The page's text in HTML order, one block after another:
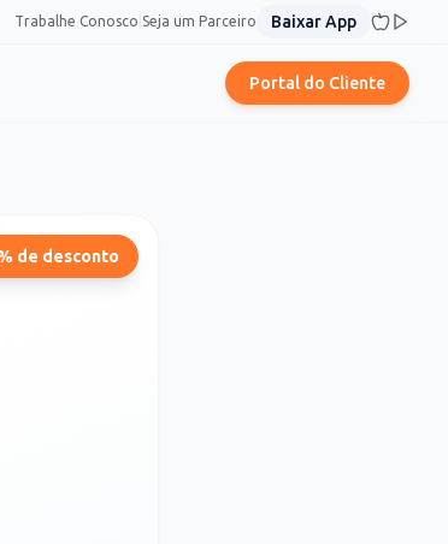
Trabalhe Conosco Seja um Parceiro Baixar App
Portal do Cliente
de desconto